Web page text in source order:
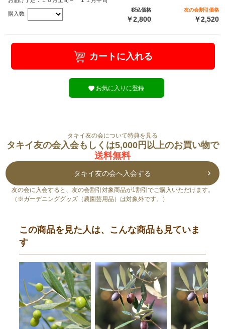
購入数
税込価格
￥2,800
友の会割引価格
￥2,520
カートに入れる
お気に入りに登録
タキイ友の会について特典を見る
タキイ友の会入会もしくは5,000円以上のお買い物で
送料無料
タキイ友の会へ入会する
友の会に入会すると、友の会割引対象商品が1割引でご購入いただけます。
（※ガーデニンググッズ（農園芸用品）は対象外です。）
この商品を見た人は、こんな商品も見ていま
す